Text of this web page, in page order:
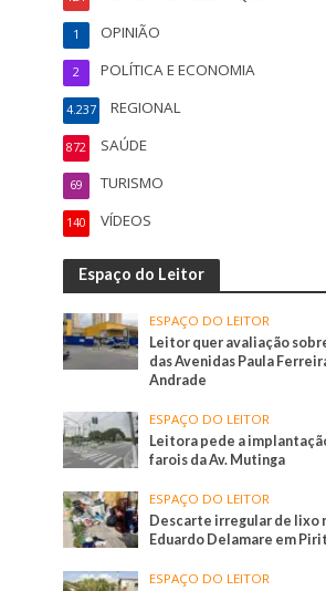
OPINIÃO
1
POLÍTICA E ECONOMIA
2
REGIONAL
4.237
SAÚDE
872
TURISMO
69
VÍDEOS
140
Espaço do Leitor
ESPAÇO DO LEITOR
Leitor quer avaliação
das Avenidas Paula
Andrade
ESPAÇO DO LEITOR
Leitora pede a
farois da Av. Mutinga
ESPAÇO DO LEITOR
Descarte irregular de lixo
Eduardo Delamare em
ESPAÇO DO LEITOR